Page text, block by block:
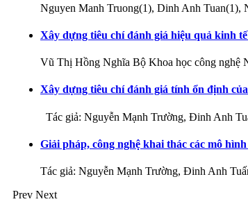
Nguyen Manh Truong(1), Dinh Anh Tuan(1),
Xây dựng tiêu chí đánh giá hiệu quả kinh
Vũ Thị Hồng Nghĩa Bộ Khoa học công
Xây dựng tiêu chí đánh giá tính ổn định
Tác giả: Nguyễn Mạnh Trường, Đinh Anh
Giải pháp, công nghệ khai thác các mô
Tác giả: Nguyễn Mạnh Trường, Đinh Anh
Prev Next